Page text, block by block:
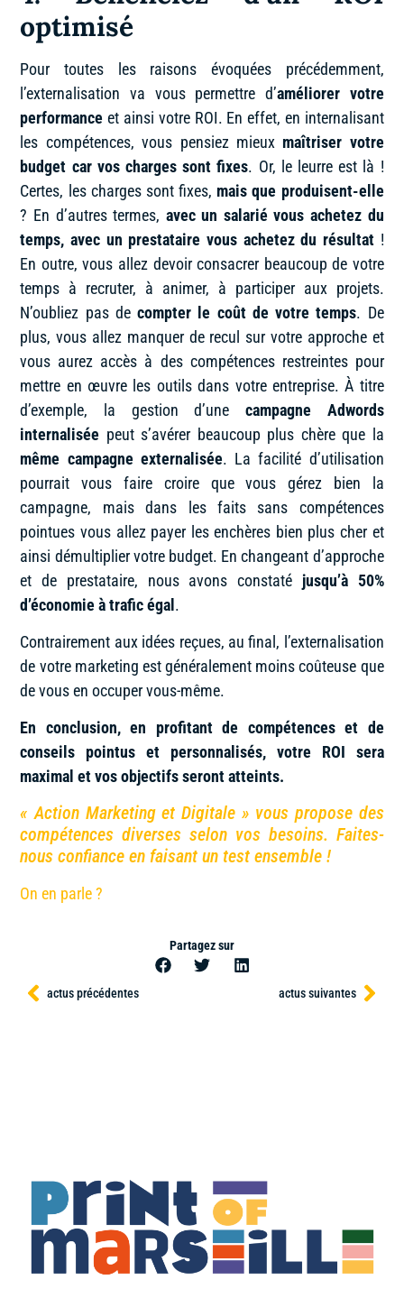
optimisé
Pour toutes les raisons évoquées précédemment,
l’externalisation va vous permettre d’améliorer votre
performance et ainsi votre ROI. En effet, en internalisant
les compétences, vous pensiez mieux maîtriser votre
budget car vos charges sont fixes. Or, le leurre est là !
Certes, les charges sont fixes, mais que produisent-elle
? En d’autres termes, avec un salarié vous achetez du
temps, avec un prestataire vous achetez du résultat!
En outre, vous allez devoir consacrer beaucoup de votre
temps à recruter, à animer, à participer aux projets.
N’oubliez pas decompter le coût de votre temps. De
plus, vous allez manquer de recul sur votre approche et
vous aurez accès à des compétences restreintes pour
mettre en œuvre les outils dans votre entreprise. À titre
d’exemple, la gestion d’une campagne Adwords
internalisée peut s’avérer beaucoup plus chère que la
même campagne externalisée. La facilité d’utilisation
pourrait vous faire croire que vous gérez bien la
campagne, mais dans les faits sans compétences
pointues vous allez payer les enchères bien plus cher et
ainsi démultiplier votre budget. En changeant d’approche
et de prestataire, nous avons constaté jusqu’à 50%
d’économie à trafic égal.
Contrairement aux idées reçues, au final, l’externalisation
de votre marketing est généralement moins coûteuse que
de vous en occuper vous-même.
En conclusion, en profitant de compétences et de
conseils pointus et personnalisés, votre ROI sera
maximal et vos objectifs seront atteints.
« Action Marketing et Digitale » vous propose des
compétences diverses selon vos besoins. Faites-
nous confiance en faisant un test ensemble !
On en parle ?
Partagez sur
actus précédentes actus suivantes